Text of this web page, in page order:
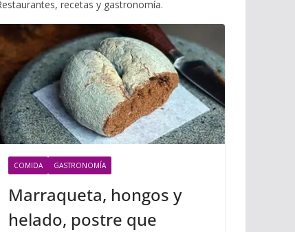
recetas y gastronomía.
COMIDA GASTRONOMÍA
Marraqueta, hongos y
helado, postre que